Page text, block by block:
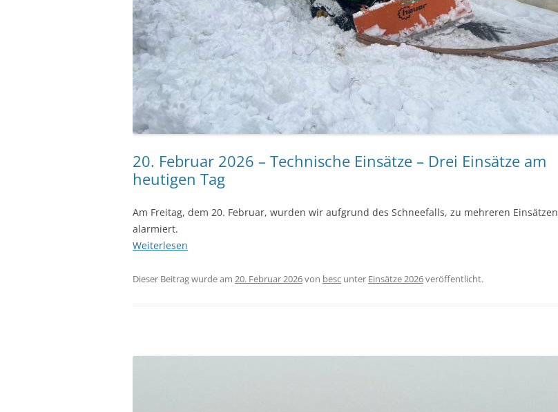
20. Februar 2026 – Technische Einsätze – Drei Einsätze am
heutigen Tag
Am Freitag, dem 20. Februar, wurden wir aufgrund des Schneefalls, zu mehreren Einsätzen
alarmiert.
Weiterlesen
Dieser Beitrag wurde am 20. Februar 2026von besc unter Einsätze 2026veröffentlicht.